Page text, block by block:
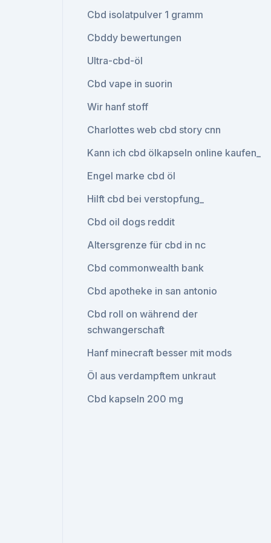
Cbd isolatpulver 1 gramm
Cbddy bewertungen
Ultra-cbd-öl
Cbd vape in suorin
Wir hanf stoff
Charlottes web cbd story cnn
Kann ich cbd ölkapseln online kaufen_
Engel marke cbd öl
Hilft cbd bei verstopfung_
Cbd oil dogs reddit
Altersgrenze für cbd in nc
Cbd commonwealth bank
Cbd apotheke in san antonio
Cbd roll on während der
schwangerschaft
Hanf minecraft besser mit mods
Öl aus verdampftem unkraut
Cbd kapseln 200 mg